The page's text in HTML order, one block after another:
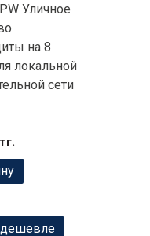
Уличное
на 8
локальной
сети
тг.
дешевле